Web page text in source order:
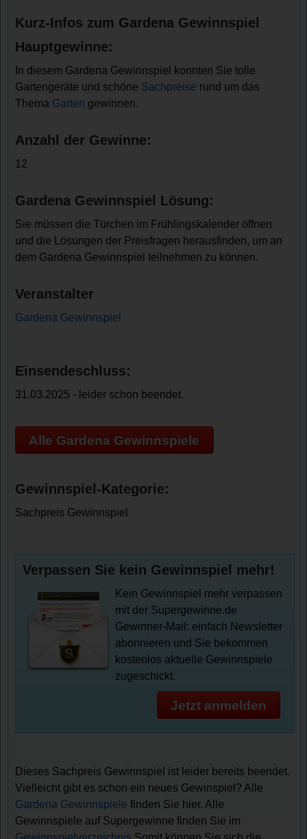
Kurz-Infos zum Gardena Gewinnspiel
Hauptgewinne:
In diesem Gardena Gewinnspiel konnten Sie tolle
Gartengeräte und schöne Sachpreise rund um das
Thema Garten gewinnen.
Anzahl der Gewinne:
12
Gardena Gewinnspiel Lösung:
Sie müssen die Türchen im Frühlingskalender öffnen
und die Lösungen der Preisfragen herausfinden, um an
dem Gardena Gewinnspiel teilnehmen zu können.
Veranstalter
Gardena Gewinnspiel
Einsendeschluss:
31.03.2025 - leider schon beendet.
Alle Gardena Gewinnspiele
Gewinnspiel-Kategorie:
Sachpreis Gewinnspiel
Verpassen Sie kein Gewinnspiel mehr!
Kein Gewinnspiel mehr verpassen
mit der Supergewinne.de
Gewinner-Mail: einfach Newsletter
abonnieren und Sie bekommen
kostenlos aktuelle Gewinnspiele
zugeschickt.
Jetzt anmelden
Dieses Sachpreis Gewinnspiel ist leider bereits beendet.
Vielleicht gibt es schon ein neues Gewinspiel? Alle
Gardena Gewinnspiele finden Sie hier. Alle
Gewinnspiele auf Supergewinne finden Sie im